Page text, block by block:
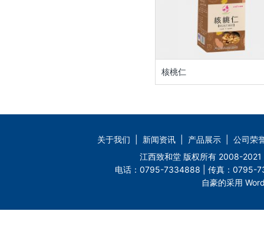
核桃仁
关于我们 新闻资讯 产品展示
公司荣
江西致和堂 版权所有 2008-
电话：0795-7334888 | 传真：0795-
自豪的采用